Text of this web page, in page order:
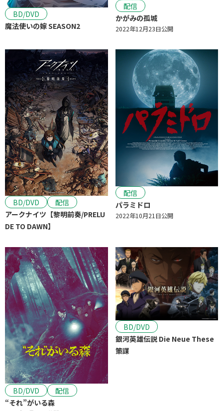
BD/DVD
魔法使いの嫁 SEASON2
配信
かがみの孤城
2022年12月23日公開
BD/DVD
配信
アークナイツ【黎明前奏/PRELU
DE TO DAWN】
配信
パラミドロ
2022年10月21日公開
BD/DVD
配信
“それ”がいる森
BD/DVD
銀河英雄伝説 Die Neue These
策謀